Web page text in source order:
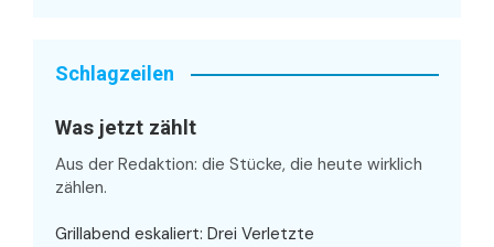
Schlagzeilen
Was jetzt zählt
Aus der Redaktion: die Stücke, die heute wirklich
zählen.
Grillabend eskaliert: Drei Verletzte